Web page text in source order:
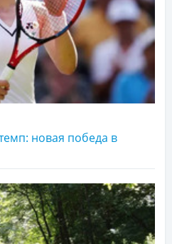
новая победа в